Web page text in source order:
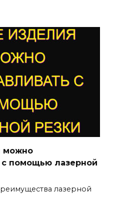
можно
с помощью лазерной
лазерной